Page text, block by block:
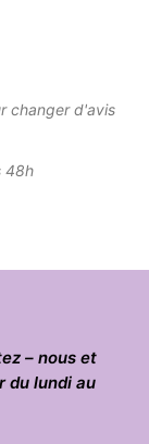
être
sur
changer d'avis
48h
– nous et
du lundi au